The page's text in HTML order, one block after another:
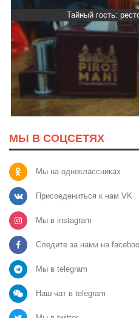
Тайный гость:
МЫ В СОЦСЕТЯХ
Мы на одноклассниках
Присоедениться к нам VK
Мы в instagram
Следите за нами на
Мы в telegram
Наш чат в telegram